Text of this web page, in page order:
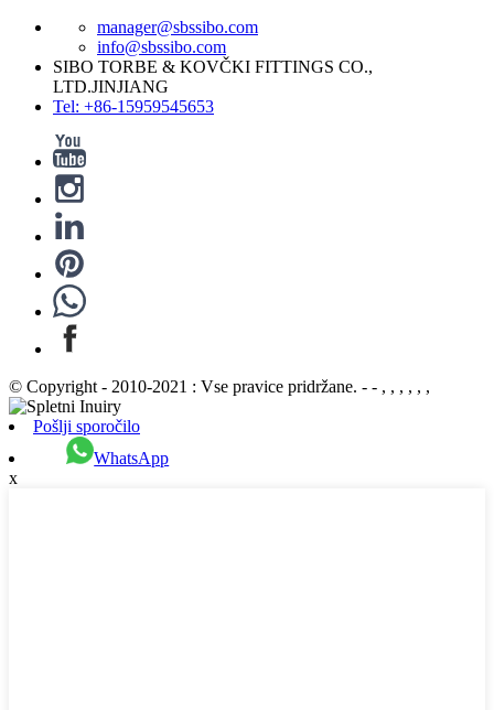
manager@sbssibo.com
info@sbssibo.com
SIBO TORBE & KOVČKI FITTINGS CO.,
LTD.JINJIANG
Tel: +86-15959545653
© Copyright - 2010-2021 : Vse pravice pridržane. - - , , , , , ,
Pošlji sporočilo
WhatsApp
x